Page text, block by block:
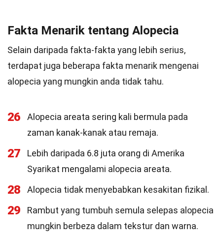
Fakta Menarik tentang Alopecia
Selain daripada fakta-fakta yang lebih serius,
terdapat juga beberapa fakta menarik mengenai
alopecia yang mungkin anda tidak tahu.
26
Alopecia areata sering kali bermula pada
zaman kanak-kanak atau remaja.
27
Lebih daripada 6.8 juta orang di Amerika
Syarikat mengalami alopecia areata.
28 Alopecia tidak menyebabkan kesakitan fizikal.
29
Rambut yang tumbuh semula selepas alopecia
mungkin berbeza dalam tekstur dan warna.